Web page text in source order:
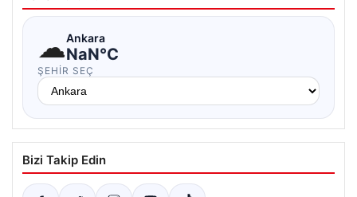
☁Ankara
NaN°C
ŞEHIR SEÇ
Bizi Takip Edin